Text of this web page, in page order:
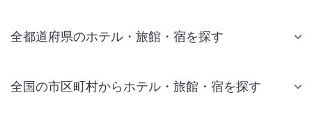
全都道府県のホテル・旅館・宿を探す
全国の市区町村からホテル・旅館・宿を探す